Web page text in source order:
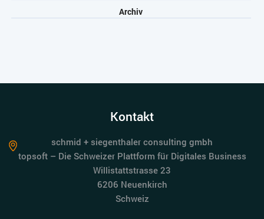
Archiv
Kontakt
schmid + siegenthaler consulting gmbh
topsoft – Die Schweizer Plattform für Digitales Business
Willistattstrasse 23
6206 Neuenkirch
Schweiz